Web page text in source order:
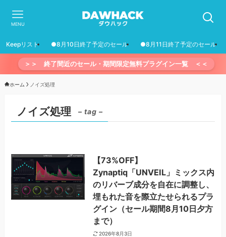
MENU
Keepリスト ●8月10日終了予定のセール ●8月11日終了予定のセール
＞＞ 終了間近のセール・期間限定無料プラグイン一覧 ＜＜
ホーム ノイズ処理
ノイズ処理 – tag –
【73%OFF】
Zynaptiq「UNVEIL」ミックス内
のリバーブ成分を自在に調整し、
埋もれた音を際立たせられるプラ
グイン（セール期間8月10日夕方
まで）
2026年8月3日